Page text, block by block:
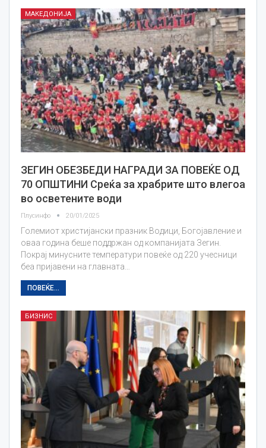
МАКЕДОНИЈА
ЗЕГИН ОБЕЗБЕДИ НАГРАДИ ЗА ПОВЕЌЕ ОД
70 ОПШТИНИ Среќа за храбрите што влегоа
во осветените води
Плусинфо 20/01/2025
Големиот христијански празник Водици, Богојавление и
оваа година беше поддржан од компанијата Зегин.
Покрај минусните температури повеќе од 220 учесници
беа пријавени на главната…
ПОВЕЌЕ...
БИЗНИС